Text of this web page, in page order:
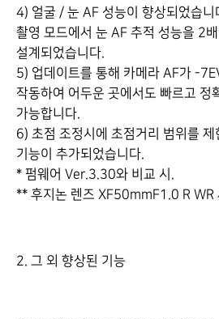
4) 얼굴 / 눈 AF 성능이 향상되었습니
촬영 모드에서 눈 AF 추적 성능을 2
설계되었습니다.
5) 업데이트를 통해 카메라 AF가 -
작동하여 어두운 곳에서도 빠르고 정
가능합니다.
6) 초점 조정시에 초점거리 범위를 제
기능이 추가되었습니다.
* 펌웨어 Ver.3.30와 비교 시.
** 후지논 렌즈 XF50mmF1.0 R WR
2. 그 외 향상된 기능